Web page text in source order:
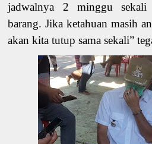
jadwalnya 2 minggu sekali
barang. Jika ketahuan masih
akan kita tutupsama sekali”